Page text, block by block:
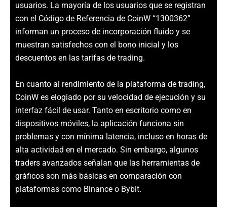
usuarios. La mayoría de los usuarios que se registran
con el Código de Referencia de CoinW “1300362”
informan un proceso de incorporación fluido y se
muestran satisfechos con el bono inicial y los
descuentos en las tarifas de trading.
En cuanto al rendimiento de la plataforma de trading,
CoinW es elogiado por su velocidad de ejecución y su
interfaz fácil de usar. Tanto en escritorio como en
dispositivos móviles, la aplicación funciona sin
problemas y con mínima latencia, incluso en horas de
alta actividad en el mercado. Sin embargo, algunos
traders avanzados señalan que las herramientas de
gráficos son más básicas en comparación con
plataformas como Binance o Bybit.